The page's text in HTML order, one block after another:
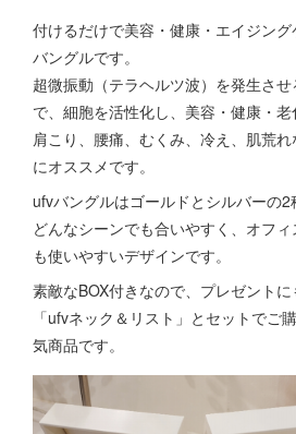
付けるだけで美容・健康・エイジン
バングルです。
超微振動（テラヘルツ波）を発生さ
で、細胞を活性化し、美容・健康・老
肩こり、腰痛、むくみ、冷え、肌荒
にオススメです。
ufvバングルはゴールドとシルバーの2
どんなシーンでも合いやすく、オフ
も使いやすいデザインです。
素敵なBOX付きなので、プレゼントに
「ufvネック＆リスト」とセットでご
気商品です。